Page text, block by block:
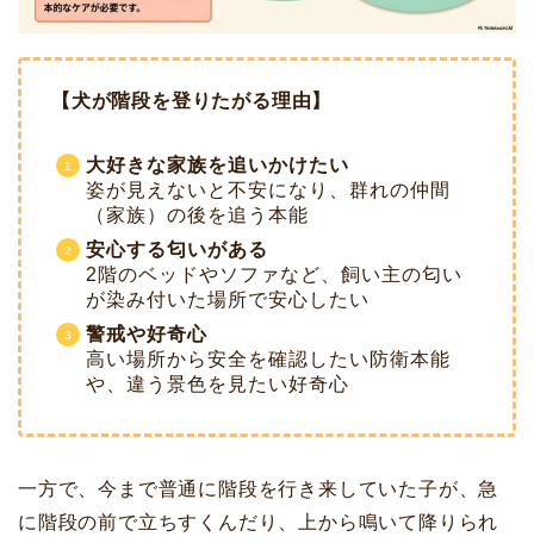
【犬が階段を登りたがる理由】
大好きな家族を追いかけたい
姿が見えないと不安になり、群れの仲間
（家族）の後を追う本能
安心する匂いがある
2階のベッドやソファなど、飼い主の匂い
が染み付いた場所で安心したい
警戒や好奇心
高い場所から安全を確認したい防衛本能
や、違う景色を見たい好奇心
一方で、今まで普通に階段を行き来していた子が、急
に階段の前で立ちすくんだり、上から鳴いて降りられ